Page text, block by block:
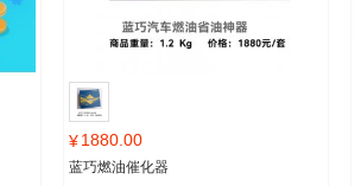
¥1880.00
蓝巧燃油催化器